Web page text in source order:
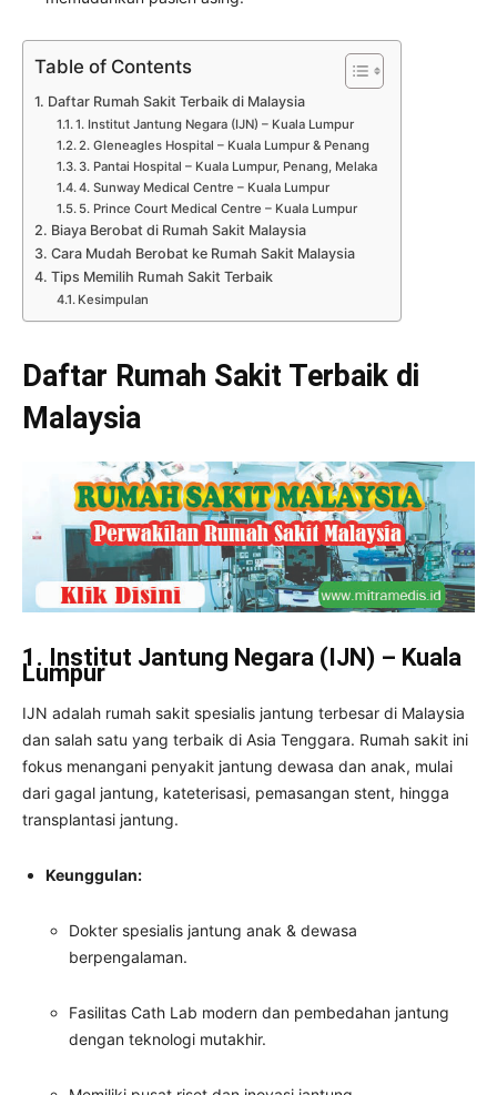
Table of Contents
Daftar Rumah Sakit Terbaik di Malaysia
1. Institut Jantung Negara (IJN) – Kuala Lumpur
2. Gleneagles Hospital – Kuala Lumpur & Penang
3. Pantai Hospital – Kuala Lumpur, Penang, Melaka
4. Sunway Medical Centre – Kuala Lumpur
5. Prince Court Medical Centre – Kuala Lumpur
Biaya Berobat di Rumah Sakit Malaysia
Cara Mudah Berobat ke Rumah Sakit Malaysia
Tips Memilih Rumah Sakit Terbaik
Kesimpulan
Daftar Rumah Sakit Terbaik di
Malaysia
1. Institut Jantung Negara (IJN) – Kuala
Lumpur
IJN adalah rumah sakit spesialis jantung terbesar di Malaysia
dan salah satu yang terbaik di Asia Tenggara. Rumah sakit ini
fokus menangani penyakit jantung dewasa dan anak, mulai
dari gagal jantung, kateterisasi, pemasangan stent, hingga
transplantasi jantung.
Keunggulan:
Dokter spesialis jantung anak & dewasa
berpengalaman.
Fasilitas Cath Lab modern dan pembedahan jantung
dengan teknologi mutakhir.